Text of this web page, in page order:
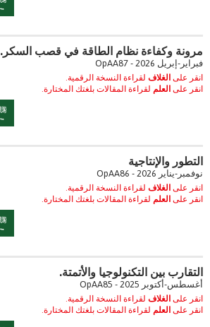
مرونة وكفاءة نظام الطاقة في قصب السكر.
فبراير-إبريل 2026 - OpAA87
انقر على الغلاف لقراءة النسخة الرقمية.
انقر على العلم لقراءة المقالات بلغتك المختارة.
التطور والإنتاجية
نوفمبر-يناير 2026 - OpAA86
انقر على الغلاف لقراءة النسخة الرقمية.
انقر على العلم لقراءة المقالات بلغتك المختارة.
التقارب بين التكنولوجيا والأتمتة.
أغسطس-أكتوبر 2025 - OpAA85
انقر على الغلاف لقراءة النسخة الرقمية.
انقر على العلم لقراءة المقالات بلغتك المختارة.